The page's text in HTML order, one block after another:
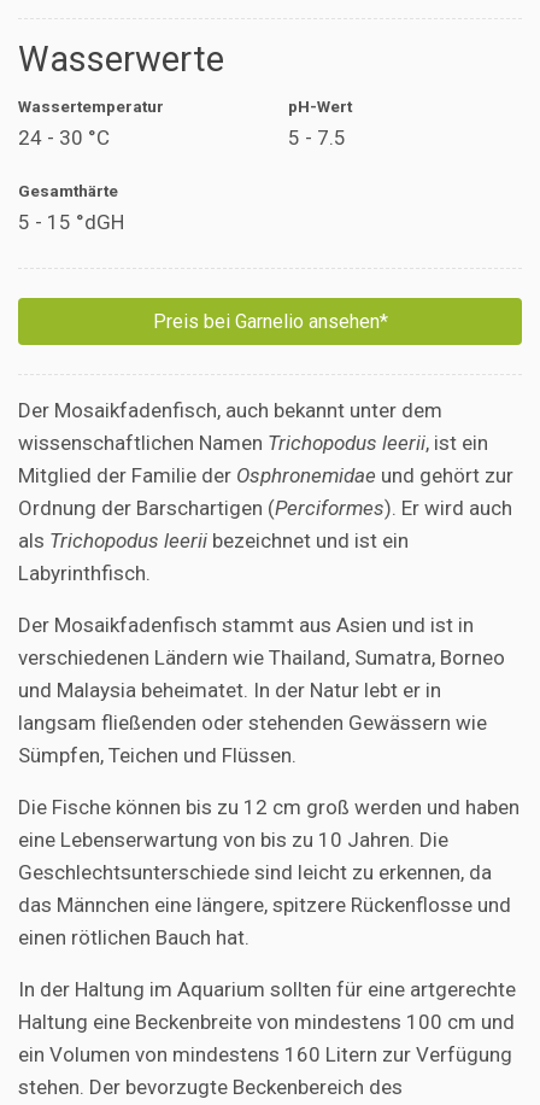
Wasserwerte
Wassertemperatur
24 - 30 °C
pH-Wert
5 - 7.5
Gesamthärte
5 - 15 °dGH
Preis bei Garnelio ansehen*
Der Mosaikfadenfisch, auch bekannt unter dem
wissenschaftlichen Namen Trichopodus leerii, ist ein
Mitglied der Familie der Osphronemidae und gehört zur
Ordnung der Barschartigen (Perciformes). Er wird auch
als Trichopodus leerii bezeichnet und ist ein
Labyrinthfisch.
Der Mosaikfadenfisch stammt aus Asien und ist in
verschiedenen Ländern wie Thailand, Sumatra, Borneo
und Malaysia beheimatet. In der Natur lebt er in
langsam fließenden oder stehenden Gewässern wie
Sümpfen, Teichen und Flüssen.
Die Fische können bis zu 12 cm groß werden und haben
eine Lebenserwartung von bis zu 10 Jahren. Die
Geschlechtsunterschiede sind leicht zu erkennen, da
das Männchen eine längere, spitzere Rückenflosse und
einen rötlichen Bauch hat.
In der Haltung im Aquarium sollten für eine artgerechte
Haltung eine Beckenbreite von mindestens 100 cm und
ein Volumen von mindestens 160 Litern zur Verfügung
stehen. Der bevorzugte Beckenbereich des